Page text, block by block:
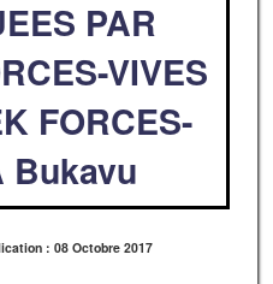
PAR
VIVES
FORCES-
Bukavu
: 08 Octobre 2017